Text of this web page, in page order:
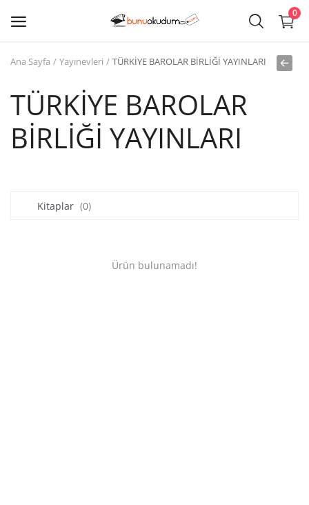
0
Sat
Giriş
Ana Sayfa Yayınevleri TÜRKİYE BAROLAR BİRLİĞİ YAYINLARI
TÜRKİYE BAROLAR
BİRLİĞİ YAYINLARI
Kitaplar (0)
Ürün bulunamadı!